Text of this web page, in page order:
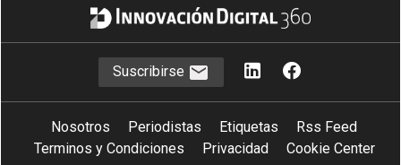
Suscribirse
Nosotros Periodistas Etiquetas
Rss Feed
Terminos y Condiciones
Privacidad Cookie Center